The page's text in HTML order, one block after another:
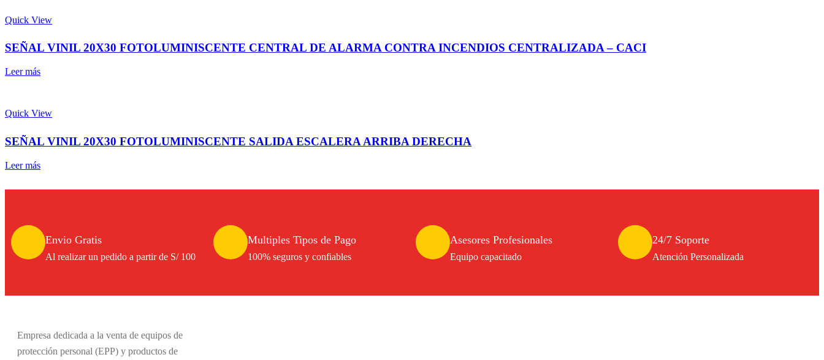
Quick View
SEÑAL VINIL 20X30 FOTOLUMINISCENTE CENTRAL DE ALARMA CONTRA INCENDIOS CENTRALIZADA – CACI
Leer más
Quick View
SEÑAL VINIL 20X30 FOTOLUMINISCENTE SALIDA ESCALERA ARRIBA DERECHA
Leer más
Envio Gratis
Al realizar un pedido a partir de S/ 100
Multiples Tipos de Pago
100% seguros y confiables
Asesores Profesionales
Equipo capacitado
24/7 Soporte
Atención Personalizada
Empresa dedicada a la venta de equipos de
protección personal (EPP) y productos de